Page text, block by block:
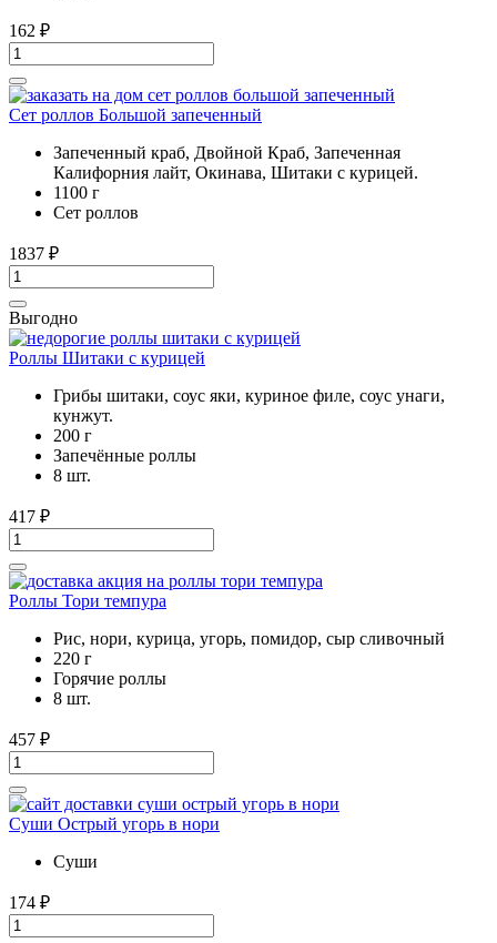
162 ₽
Сет роллов Большой запеченный
Запеченный краб, Двойной Краб, Запеченная
Калифорния лайт, Окинава, Шитаки с курицей.
1100 г
Сет роллов
1837 ₽
Выгодно
Роллы Шитаки с курицей
Грибы шитаки, соус яки, куриное филе, соус унаги,
кунжут.
200 г
Запечённые роллы
8 шт.
417 ₽
Роллы Тори темпура
Рис, нори, курица, угорь, помидор, сыр сливочный
220 г
Горячие роллы
8 шт.
457 ₽
Суши Острый угорь в нори
Суши
174 ₽